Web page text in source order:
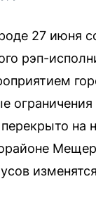
27 июня
рэп-
ограничения
на